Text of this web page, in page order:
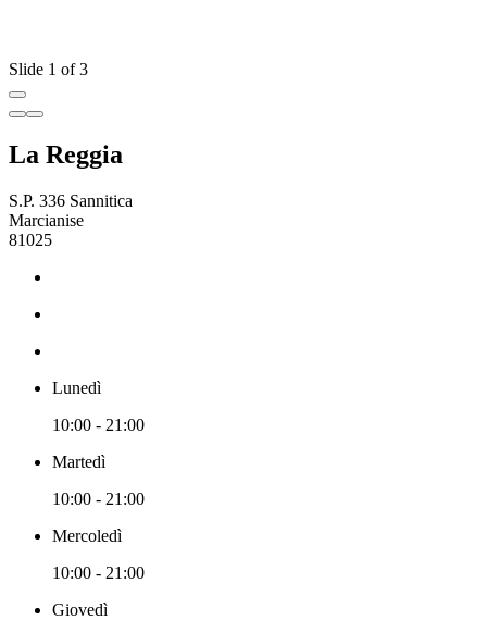
Slide 1 of 3
La Reggia
S.P. 336 Sannitica
Marcianise
81025
Lunedì
10:00 - 21:00
Martedì
10:00 - 21:00
Mercoledì
10:00 - 21:00
Giovedì